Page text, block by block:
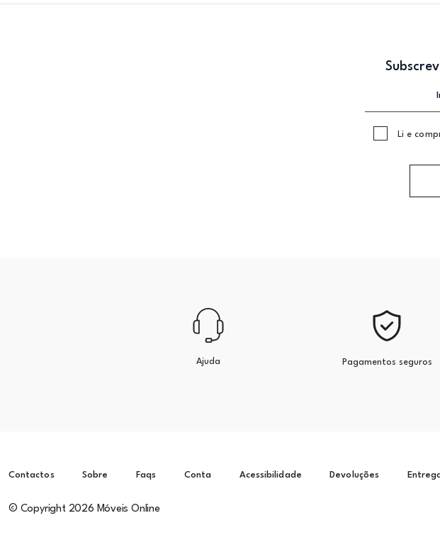
Li e
Ajuda Pagamentos seguros
Contactos Sobre Faqs Conta Acessibilidade Devoluções
© Copyright 2026 Móveis Online